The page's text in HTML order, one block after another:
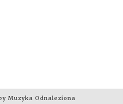
Muzyka Odnaleziona